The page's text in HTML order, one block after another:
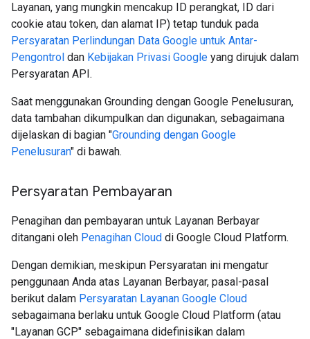
Layanan, yang mungkin mencakup ID perangkat, ID dari
cookie atau token, dan alamat IP) tetap tunduk pada
Persyaratan Perlindungan Data Google untuk Antar-
Pengontrol dan Kebijakan Privasi Google yang dirujuk dalam
Persyaratan API.
Saat menggunakan Grounding dengan Google Penelusuran,
data tambahan dikumpulkan dan digunakan, sebagaimana
dijelaskan di bagian "Grounding dengan Google
Penelusuran" di bawah.
Persyaratan Pembayaran
Penagihan dan pembayaran untuk Layanan Berbayar
ditangani oleh Penagihan Cloud di Google Cloud Platform.
Dengan demikian, meskipun Persyaratan ini mengatur
penggunaan Anda atas Layanan Berbayar, pasal-pasal
berikut dalam Persyaratan Layanan Google Cloud
sebagaimana berlaku untuk Google Cloud Platform (atau
"Layanan GCP" sebagaimana didefinisikan dalam